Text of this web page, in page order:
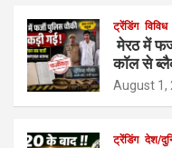
ट्रेंडिंग विविध
मेरठ में
कॉल से
August 1,
ट्रेंडिंग देश/